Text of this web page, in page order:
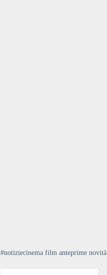
#notiziecinema film anteprime novità